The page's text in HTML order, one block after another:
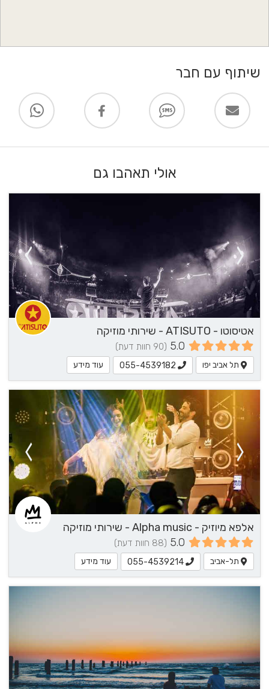
שיתוף עם חבר
אולי תאהבו גם
אטיסוטו - ATISUTO - שירותי מוזיקה
5.0 (90 חוות דעת)
תל אביב יפו 055-4539182 עוד מידע
אלפא מיוזיק - Alpha music - שירותי מוזיקה
5.0 (88 חוות דעת)
תל-אביב 055-4539214 עוד מידע